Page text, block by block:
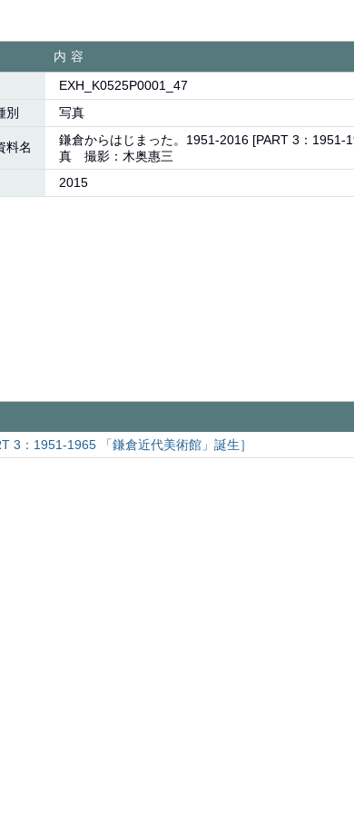
内容
EXH_K0525P0001_47
別
写真
料名
鎌倉からはじまった。1951-2016 [PART 3：
真 撮影：木奥惠三
2015
3：1951-1965 「鎌倉近代美術館」誕生］